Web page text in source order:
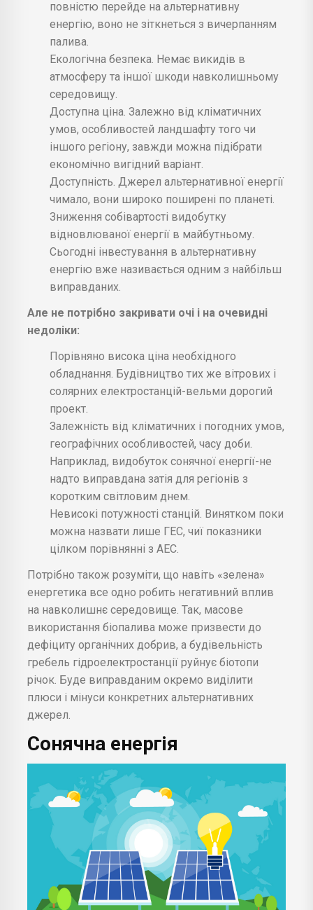
повністю перейде на альтернативну
енергію, воно не зіткнеться з вичерпанням
палива.
Екологічна безпека. Немає викидів в
атмосферу та іншої шкоди навколишньому
середовищу.
Доступна ціна. Залежно від кліматичних
умов, особливостей ландшафту того чи
іншого регіону, завжди можна підібрати
економічно вигідний варіант.
Доступність. Джерел альтернативної енергії
чимало, вони широко поширені по планеті.
Зниження собівартості видобутку
відновлюваної енергії в майбутньому.
Сьогодні інвестування в альтернативну
енергію вже називається одним з найбільш
виправданих.
Але не потрібно закривати очі і на очевидні
недоліки:
Порівняно висока ціна необхідного
обладнання. Будівництво тих же вітрових і
солярних електростанцій-вельми дорогий
проект.
Залежність від кліматичних і погодних умов,
географічних особливостей, часу доби.
Наприклад, видобуток сонячної енергії-не
надто виправдана затія для регіонів з
коротким світловим днем.
Невисокі потужності станцій. Винятком поки
можна назвати лише ГЕС, чиї показники
цілком порівнянні з АЕС.
Потрібно також розуміти, що навіть «зелена»
енергетика все одно робить негативний вплив
на навколишнє середовище. Так, масове
використання біопалива може призвести до
дефіциту органічних добрив, а будівельність
гребель гідроелектростанції руйнує біотопи
річок. Буде виправданим окремо виділити
плюси і мінуси конкретних альтернативних
джерел.
Сонячна енергія